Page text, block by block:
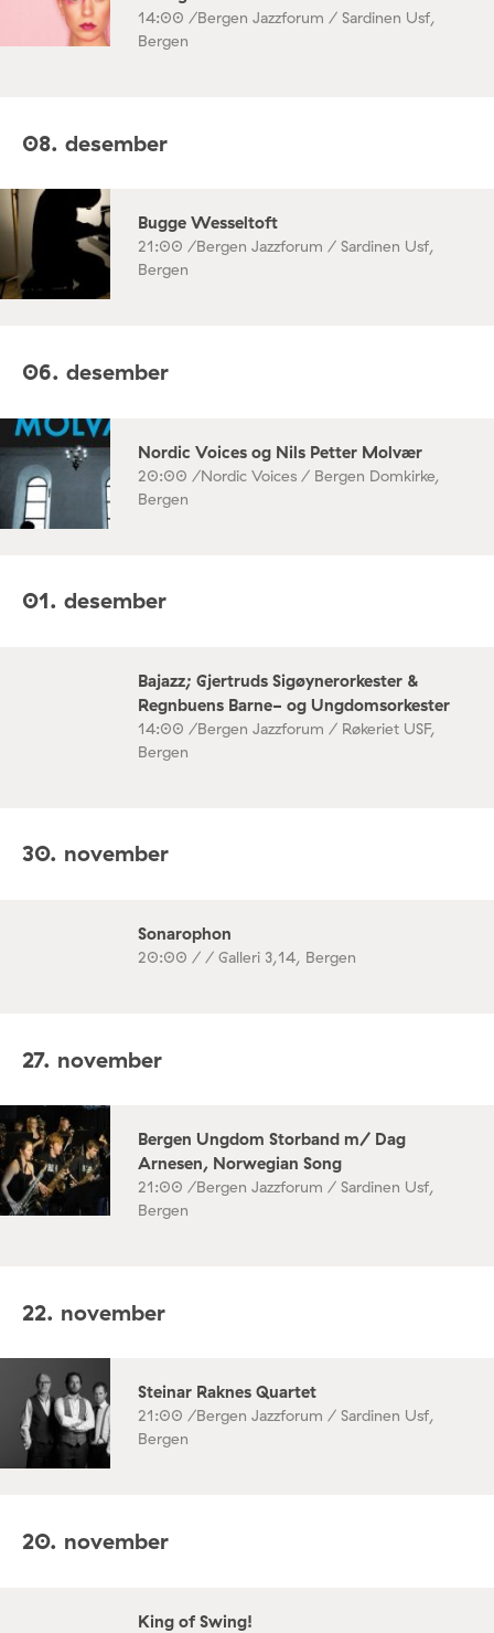
14:00 /Bergen Jazzforum / Sardinen Usf,
Bergen
08. desember
Bugge Wesseltoft
21:00 /Bergen Jazzforum / Sardinen Usf,
Bergen
06. desember
Nordic Voices og Nils Petter Molvær
20:00 /Nordic Voices / Bergen Domkirke,
Bergen
01. desember
Bajazz; Gjertruds Sigøynerorkester &
Regnbuens Barne- og Ungdomsorkester
14:00 /Bergen Jazzforum / Røkeriet USF,
Bergen
30. november
Sonarophon
20:00 / / Galleri 3,14, Bergen
27. november
Bergen Ungdom Storband m/ Dag
Arnesen, Norwegian Song
21:00 /Bergen Jazzforum / Sardinen Usf,
Bergen
22. november
Steinar Raknes Quartet
21:00 /Bergen Jazzforum / Sardinen Usf,
Bergen
20. november
King of Swing!